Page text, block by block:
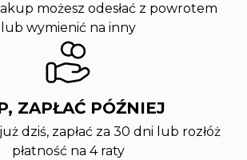
możesz odesłać z powrotem
lub wymienić na inny
ZAPŁAĆ PÓŹNIEJ
dziś, zapłać za 30 dni lub rozłóż
płatność na 4 raty